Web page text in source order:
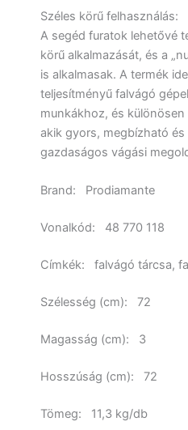
Széles körű felhasználás:
A segéd furatok lehetővé
körű alkalmazását, és a
is alkalmasak. A termék
teljesítményű falvágó
munkákhoz, és
akik gyors, megbízható
gazdaságos vágási
Brand: Prodiamante
Vonalkód: 48 770 118
Címkék: falvágó tárcsa,
Szélesség (cm): 72
Magasság (cm): 3
Hosszúság (cm): 72
Tömeg: 11,3 kg/db